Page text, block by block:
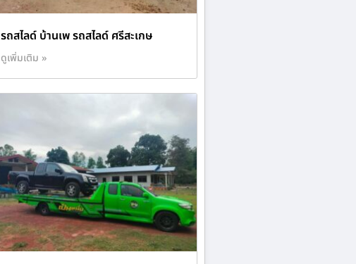
รถสไลด์ บ้านเพ รถสไลด์ ศรีสะเกษ
ดูเพิ่มเติม »